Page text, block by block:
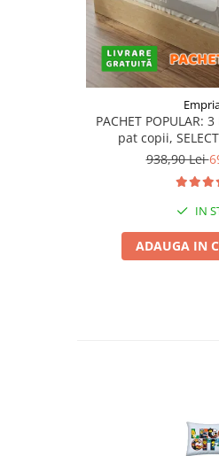
PACHET POPULAR:
pat copii,
938,90 Lei
IN
ADAUGA IN